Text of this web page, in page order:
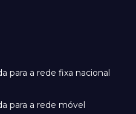
para a rede fixa nacional
para a rede móvel